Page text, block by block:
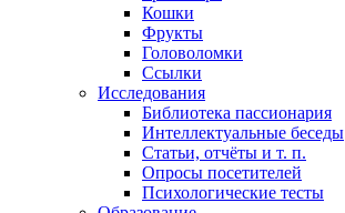
Кошки
Фрукты
Головоломки
Ссылки
Исследования
Библиотека пассионария
Интеллектуальные беседы
Статьи, отчёты и т. п.
Опросы посетителей
Психологические тесты